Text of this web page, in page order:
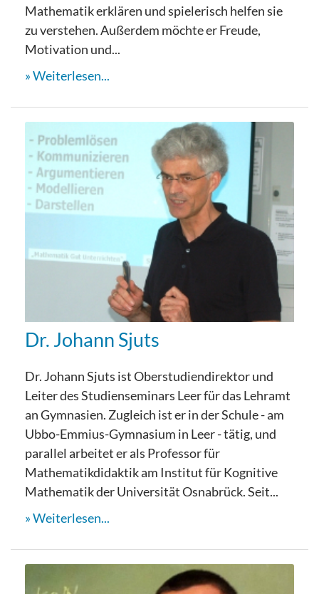
Mathematik erklären und spielerisch helfen sie
zu verstehen. Außerdem möchte er Freude,
Motivation und...
Weiterlesen...
Dr. Johann Sjuts
Dr. Johann Sjuts ist Oberstudiendirektor und
Leiter des Studienseminars Leer für das Lehramt
an Gymnasien. Zugleich ist er in der Schule - am
Ubbo-Emmius-Gymnasium in Leer - tätig, und
parallel arbeitet er als Professor für
Mathematikdidaktik am Institut für Kognitive
Mathematik der Universität Osnabrück. Seit...
Weiterlesen...